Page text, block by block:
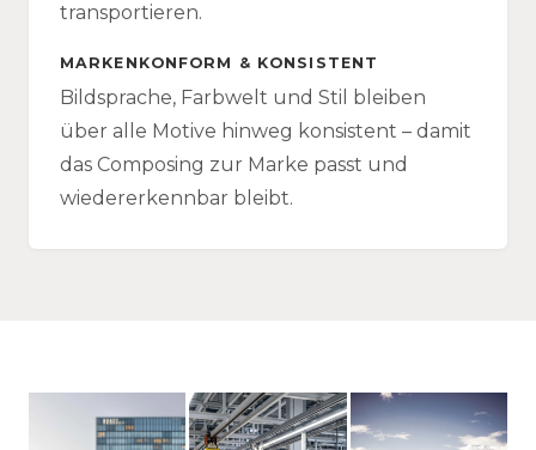
transportieren.
MARKENKONFORM & KONSISTENT
Bildsprache, Farbwelt und Stil bleiben
über alle Motive hinweg konsistent – damit
das Composing zur Marke passt und
wiedererkennbar bleibt.